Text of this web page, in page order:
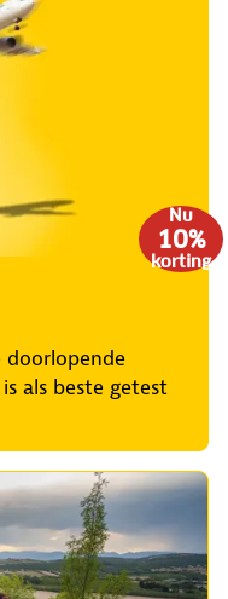
Nu
10%
korting
doorlopende
als beste getest